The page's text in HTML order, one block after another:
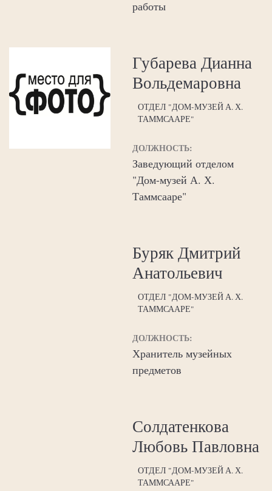
работы
Губарева Дианна
Вольдемаровна
ОТДЕЛ "ДОМ-МУЗЕЙ А. Х.
ТАММСААРЕ"
ДОЛЖНОСТЬ:
Заведующий отделом
"Дом-музей А. Х.
Таммсааре"
Буряк Дмитрий
Анатольевич
ОТДЕЛ "ДОМ-МУЗЕЙ А. Х.
ТАММСААРЕ"
ДОЛЖНОСТЬ:
Хранитель музейных
предметов
Солдатенкова
Любовь Павловна
ОТДЕЛ "ДОМ-МУЗЕЙ А. Х.
ТАММСААРЕ"